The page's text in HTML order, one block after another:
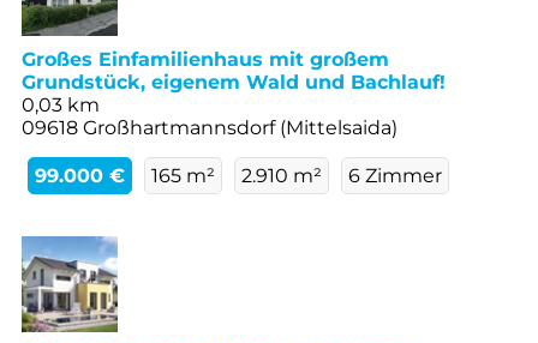
Großes Einfamilienhaus mit großem
Grundstück, eigenem Wald und Bachlauf!
0,03 km
09618 Großhartmannsdorf (Mittelsaida)
99.000 € 165 m² 2.910 m² 6 Zimmer